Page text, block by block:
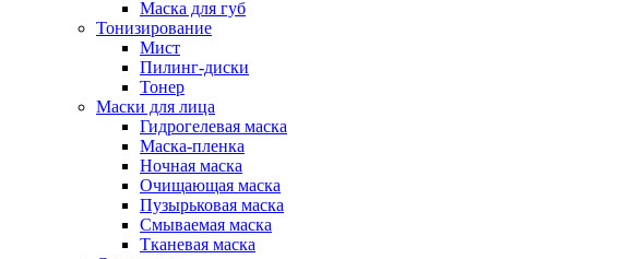
Маска для губ
Тонизирование
Мист
Пилинг-диски
Тонер
Маски для лица
Гидрогелевая маска
Маска-пленка
Ночная маска
Очищающая маска
Пузырьковая маска
Смываемая маска
Тканевая маска